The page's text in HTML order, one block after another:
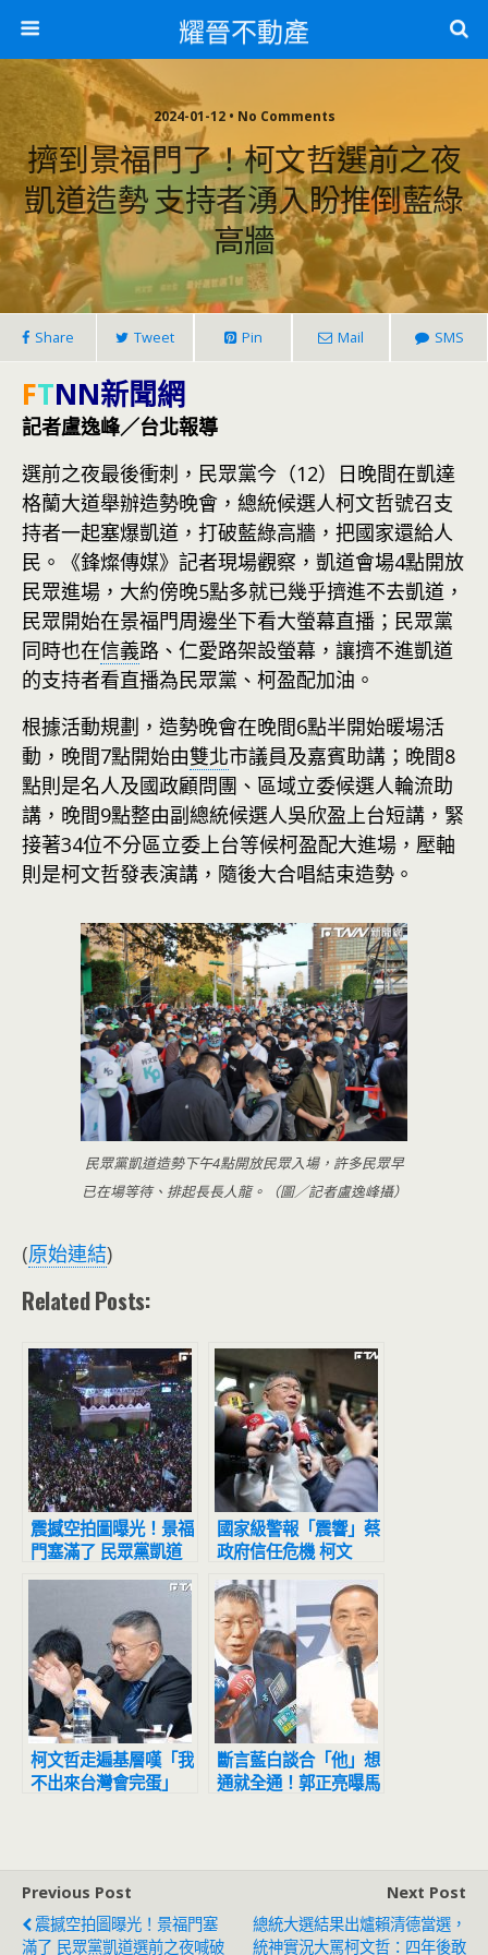
耀晉不動產
2024-01-12 • No Comments
擠到景福門了！柯文哲選前之夜
凱道造勢 支持者湧入盼推倒藍綠
高牆
Share Tweet Pin Mail SMS
FTNN新聞網
記者盧逸峰／台北報導
選前之夜最後衝刺，民眾黨今（12）日晚間在凱達
格蘭大道舉辦造勢晚會，總統候選人柯文哲號召支
持者一起塞爆凱道，打破藍綠高牆，把國家還給人
民。《鋒燦傳媒》記者現場觀察，凱道會場4點開放
民眾進場，大約傍晚5點多就已幾乎擠進不去凱道，
民眾開始在景福門周邊坐下看大螢幕直播；民眾黨
同時也在信義路、仁愛路架設螢幕，讓擠不進凱道
的支持者看直播為民眾黨、柯盈配加油。
根據活動規劃，造勢晚會在晚間6點半開始暖場活
動，晚間7點開始由雙北市議員及嘉賓助講；晚間8
點則是名人及國政顧問團、區域立委候選人輪流助
講，晚間9點整由副總統候選人吳欣盈上台短講，緊
接著34位不分區立委上台等候柯盈配大進場，壓軸
則是柯文哲發表演講，隨後大合唱結束造勢。
民眾黨凱道造勢下午4點開放民眾入場，許多民眾早
已在場等待、排起長長人龍。（圖／記者盧逸峰攝）
(原始連結)
Related Posts:
震撼空拍圖曝光！景福
門塞滿了 民眾黨凱道
選前之夜喊破10萬人
國家級警報「震響」蔡
政府信任危機 柯文
哲：蔡英文說不用害怕
「才讓我害怕」
柯文哲走遍基層嘆「我
不出來台灣會完蛋」
斷言藍白談合「他」想
通就全通！郭正亮曝馬
Previous Post
震撼空拍圖曝光！景福門塞
滿了 民眾黨凱道選前之夜喊破
Next Post
總統大選結果出爐賴清德當選，
統神實況大罵柯文哲：四年後敢